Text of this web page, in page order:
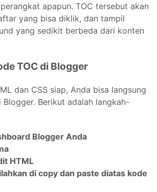
apapun. TOC tersebut akan
yang bisa diklik, dan tampil
yang sedikit berbeda dari konten
TOC di Blogger
dan CSS siap, Anda bisa langsung
Blogger. Berikut adalah langkah-
Blogger Anda
HTML
di copy dan paste diatas kode